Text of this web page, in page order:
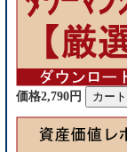
価格2,790円